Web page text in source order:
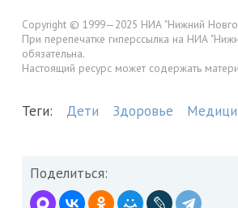
Copyright © 1999—2025 НИА "Нижний
При перепечатке гиперссылка на НИА
обязательна.
Настоящий ресурс может содержать
Теги: Дети Здоровье
Поделиться: